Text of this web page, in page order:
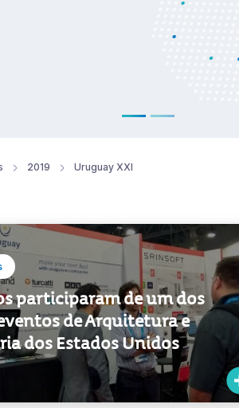
participaram de um dos
de Arquitetura e
dos Estados Unidos